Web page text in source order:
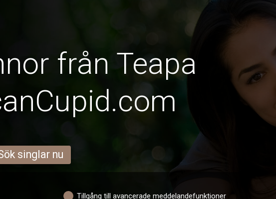
från Teapa
singlar nu
Tillgång till avancerade meddelandefunktioner